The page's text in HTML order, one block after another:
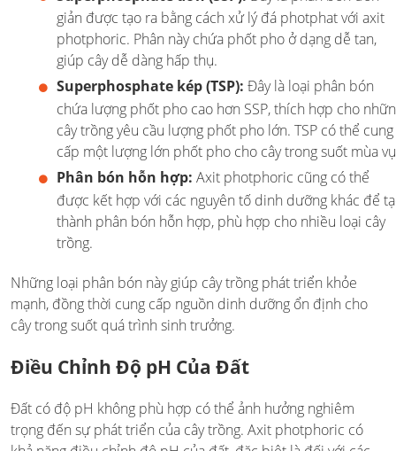
giản được tạo ra bằng cách xử lý đá photphat với axit
photphoric. Phân này chứa phốt pho ở dạng dễ tan,
giúp cây dễ dàng hấp thụ.
Superphosphate kép (TSP): Đây là loại phân bón
chứa lượng phốt pho cao hơn SSP, thích hợp cho
cây trồng yêu cầu lượng phốt pho lớn. TSP có thể cung
cấp một lượng lớn phốt pho cho cây trong suốt mùa
Phân bón hỗn hợp: Axit photphoric cũng có thể
được kết hợp với các nguyên tố dinh dưỡng khác để
thành phân bón hỗn hợp, phù hợp cho nhiều loại cây
trồng.
Những loại phân bón này giúp cây trồng phát triển khỏe
mạnh, đồng thời cung cấp nguồn dinh dưỡng ổn định cho
cây trong suốt quá trình sinh trưởng.
Điều Chỉnh Độ pH Của Đất
Đất có độ pH không phù hợp có thể ảnh hưởng nghiêm
trọng đến sự phát triển của cây trồng. Axit photphoric có